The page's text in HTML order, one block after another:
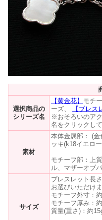
選択商品の
シリーズ名
【黄金花】 モチ
ーズ、
【ブレス
※おそろいのア
名をクリックして
素材
本体金属部： (金
ッキ(k18イエロ
(銀色)合
モチーフ部：上
ル、マザーオブ
サイズ
ブレスレット長
お選びいただけま
モチーフ外寸：
モチーフ厚み：
質量(重さ)：約